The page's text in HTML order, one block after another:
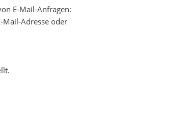
E-Mail-Anfragen:
Mail-Adresse oder